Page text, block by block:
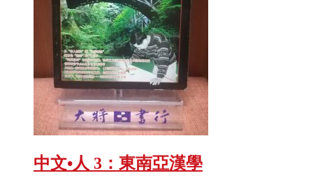
中文•人 3：東南亞漢學